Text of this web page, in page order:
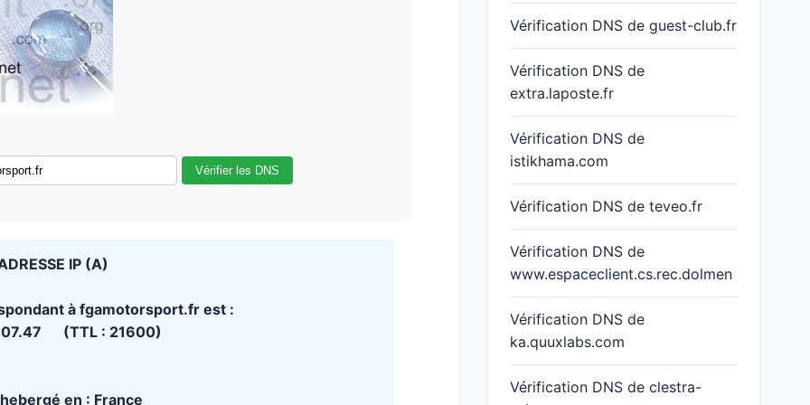
Vérifier les DNS
IP (A)
à fgamotorsport.fr est :
(TTL : 21600)
en : France
Vérification DNS de guest-club.fr
Vérification DNS de
extra.laposte.fr
Vérification DNS de
istikhama.com
Vérification DNS de teveo.fr
Vérification DNS de
www.espaceclient.cs.rec.dolmen
Vérification DNS de
ka.quuxlabs.com
Vérification DNS de clestra-